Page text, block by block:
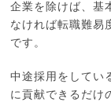
企業を除けば、基
なければ転職難易
です。
中途採用をしてい
に貢献できるだけ